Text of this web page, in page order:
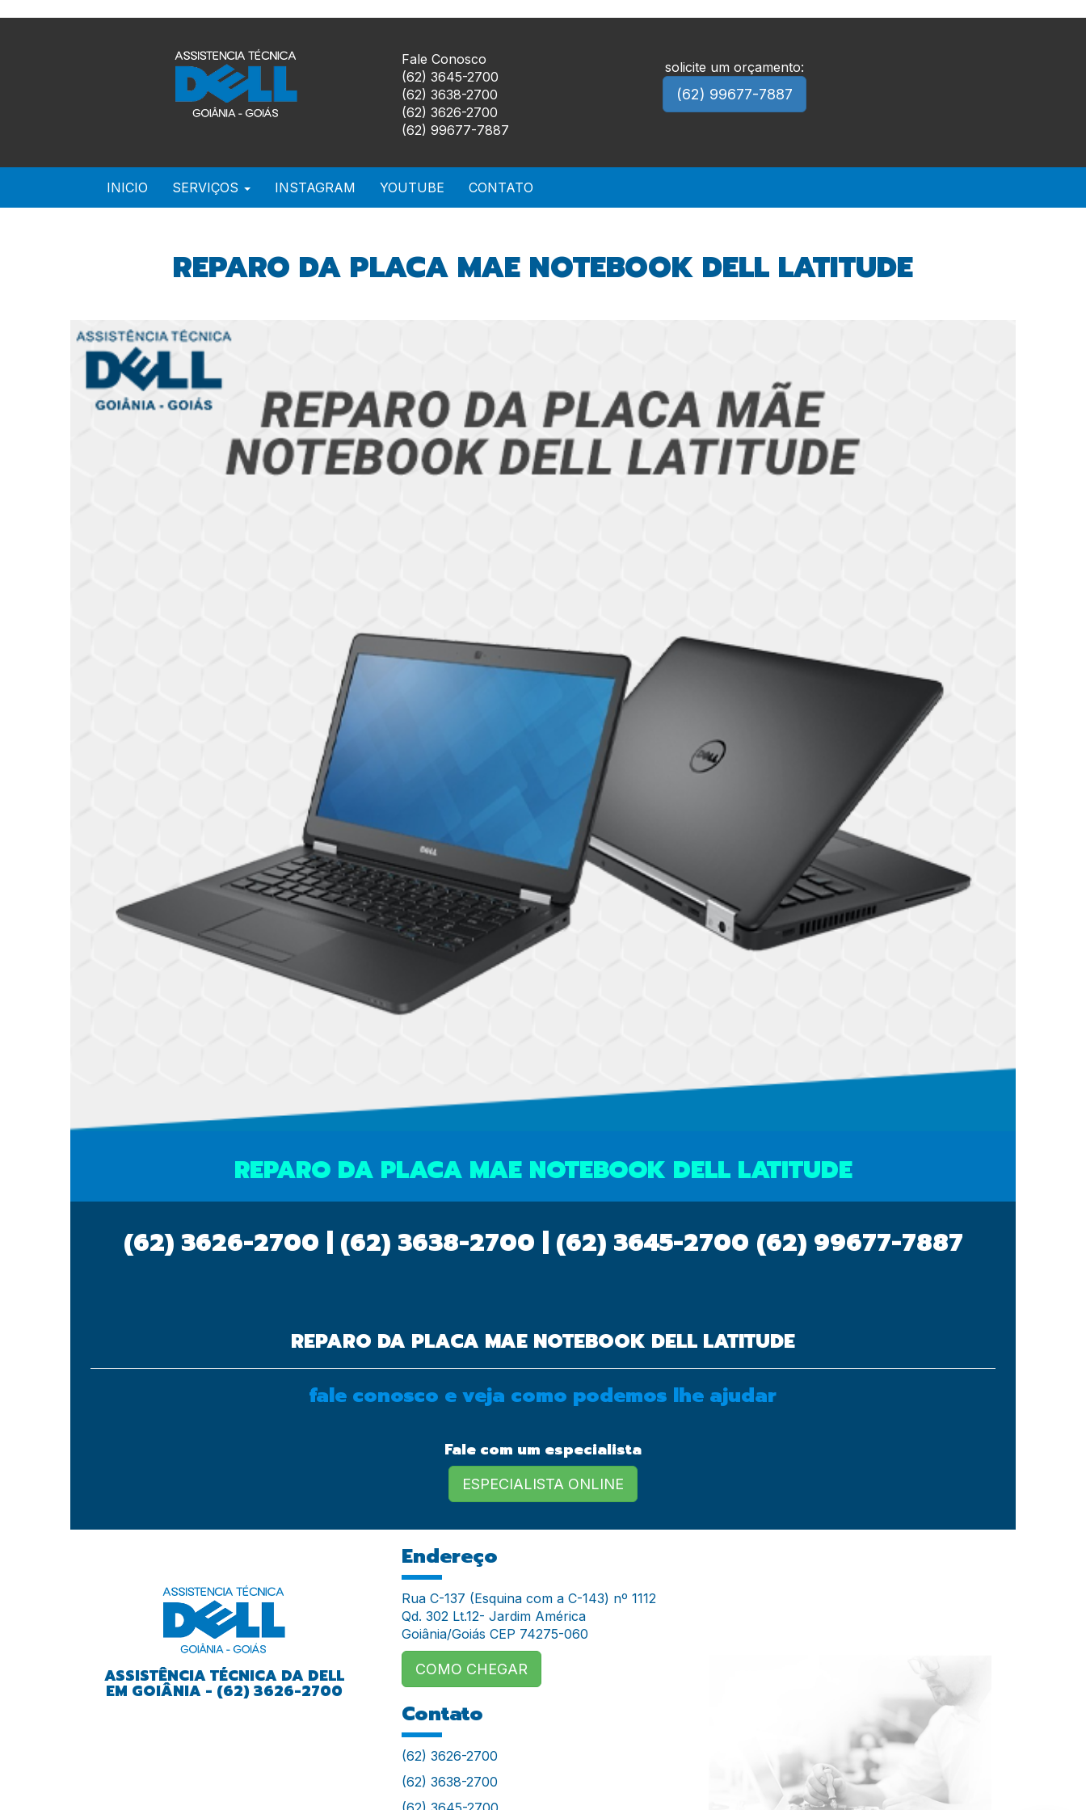
OK
Fale Conosco
(62) 3645-2700
(62) 3638-2700
(62) 3626-2700
(62) 99677-7887
solicite um orçamento:
(62) 99677-7887
INICIO SERVIÇOS INSTAGRAM YOUTUBE CONTATO
REPARO DA PLACA MAE NOTEBOOK DELL LATITUDE
REPARO DA PLACA MAE NOTEBOOK DELL LATITUDE
(62) 3626-2700 | (62) 3638-2700 | (62) 3645-2700 (62) 99677-7887
REPARO DA PLACA MAE NOTEBOOK DELL LATITUDE
fale conosco e veja como podemos lhe ajudar
Fale com um especialista
ESPECIALISTA ONLINE
ASSISTÊNCIA TÉCNICA DA DELL
EM GOIÂNIA - (62) 3626-2700
Endereço
Rua C-137 (Esquina com a C-143) nº 1112
Qd. 302 Lt.12- Jardim América
Goiânia/Goiás CEP 74275-060
COMO CHEGAR
Contato
(62) 3626-2700
(62) 3638-2700